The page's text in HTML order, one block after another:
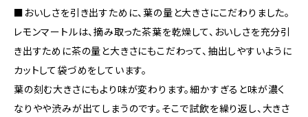
■おいしさを引き出すために、葉の量と大きさにこだわりました。
レモンマートルは、摘み取った茶葉を乾燥して、おいしさを充分引
き出すために茶の量と大きさにもこだわって、抽出しやすいように
カットして袋づめをしています。
葉の刻む大きさにもより味が変わります。細かすぎると味が濃く
なりやや渋みが出てしまうのです。そこで試飲を繰り返し、大きさ